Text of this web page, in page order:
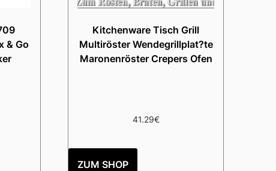
& Go
Kitchenware Tisch Grill
Multiröster Wendegrillplat?te
Maronenröster Crepers Ofen
41.29€
ZUM SHOP